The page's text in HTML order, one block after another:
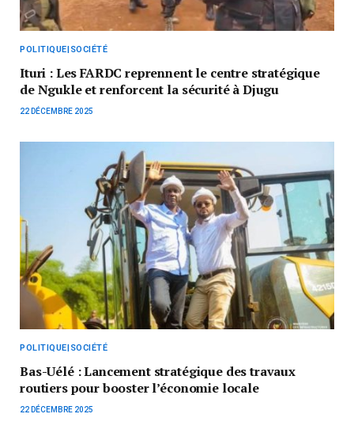
POLITIQUE|SOCIÉTÉ
Ituri : Les FARDC reprennent le centre stratégique
de Ngukle et renforcent la sécurité à Djugu
22 DÉCEMBRE 2025
POLITIQUE|SOCIÉTÉ
Bas-Uélé : Lancement stratégique des travaux
routiers pour booster l’économie locale
22 DÉCEMBRE 2025